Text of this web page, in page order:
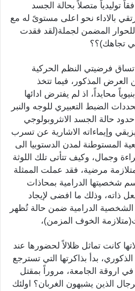
توليدياً متصلاً بحالة الجسد
بالاداء نحو اعلى مستوىً له مع
للحوار المضمن لجملة(لقد فقدت
تجاهك)؟؟
فرضيتي النظم الحركية
المذكور، فيما تتخذ
محايداً، اذ لم يفترض ادائها
الضبط التعبيري للوجه والنبر
حالة الجسد الانثروبولوجي
وإيماءاته الاشارية عن تسرب
المستوطنة لمدن الدستوبيا الى
وجمال، وكيف تتأتى تلك اللوثة
مرضية، فقد عملت الممثلة
شخصيتها الدرامية بمحاذات
ذاته، وذلك ما افضى لإيجاد
الشخصية الدرامية ضمن حالة تُظهر
الخوف المزمن)،
كانت تماثل ظلالاً لحضورها عند
بدأ بذاكرتها التي تسترجع
في اروقة الجامعة، مروراً بمقتل
الذين يشبهون الغربان؟ اولئك